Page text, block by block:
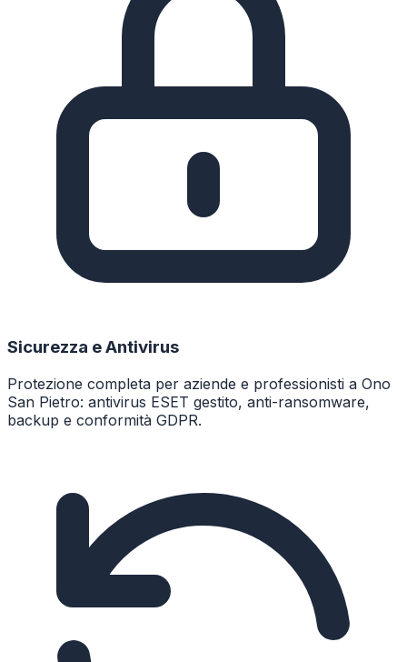
Sicurezza e Antivirus
Protezione completa per aziende e professionisti a Ono
San Pietro: antivirus ESET gestito, anti-ransomware,
backup e conformità GDPR.